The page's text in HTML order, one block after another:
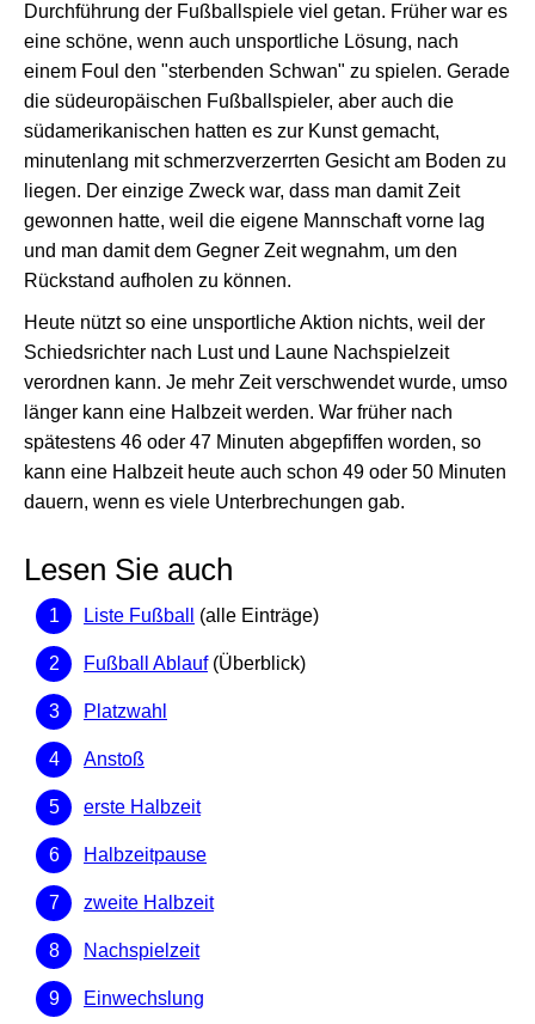
Durchführung der Fußballspiele viel getan. Früher war es
eine schöne, wenn auch unsportliche Lösung, nach
einem Foul den "sterbenden Schwan" zu spielen. Gerade
die südeuropäischen Fußballspieler, aber auch die
südamerikanischen hatten es zur Kunst gemacht,
minutenlang mit schmerzverzerrten Gesicht am Boden zu
liegen. Der einzige Zweck war, dass man damit Zeit
gewonnen hatte, weil die eigene Mannschaft vorne lag
und man damit dem Gegner Zeit wegnahm, um den
Rückstand aufholen zu können.
Heute nützt so eine unsportliche Aktion nichts, weil der
Schiedsrichter nach Lust und Laune Nachspielzeit
verordnen kann. Je mehr Zeit verschwendet wurde, umso
länger kann eine Halbzeit werden. War früher nach
spätestens 46 oder 47 Minuten abgepfiffen worden, so
kann eine Halbzeit heute auch schon 49 oder 50 Minuten
dauern, wenn es viele Unterbrechungen gab.
Lesen Sie auch
Liste Fußball (alle Einträge)
Fußball Ablauf(Überblick)
Platzwahl
Anstoß
erste Halbzeit
Halbzeitpause
zweite Halbzeit
Nachspielzeit
Einwechslung